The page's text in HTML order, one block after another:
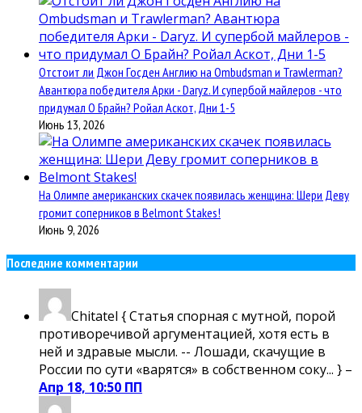
Отстоит ли Джон Госден Англию на Ombudsman и Trawlerman?
Авантюра победителя Арки - Daryz. И супербой майлеров - что
придумал О Брайн? Ройал Аскот, Дни 1-5
Июнь 13, 2026
На Олимпе американских скачек появилась женщина: Шери Деву
громит соперников в Belmont Stakes!
Июнь 9, 2026
Последние комментарии
Chitatel { Статья спорная с мутной, порой
противоречивой аргументацией, хотя есть в
ней и здравые мысли. -- Лошади, скачущие в
России по сути «варятся» в собственном соку... } –
Апр 18, 10:50 ПП